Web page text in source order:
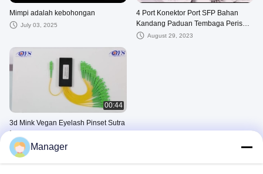
Mimpi adalah kebohongan
July 03, 2025
4 Port Konektor Port SFP Bahan
Kandang Paduan Tembaga Perisai
EMI Untuk Ethernet 10G
August 29, 2023
00:44
3d Mink Vegan Eyelash Pinset Sutra
Faux Mink Sintetis Bulu Mata Palsu
Tekan Pada Kuku Eyeliner Glu
August 29, 2023
Manager